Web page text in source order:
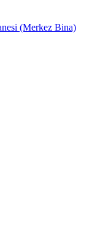
(Merkez Bina)